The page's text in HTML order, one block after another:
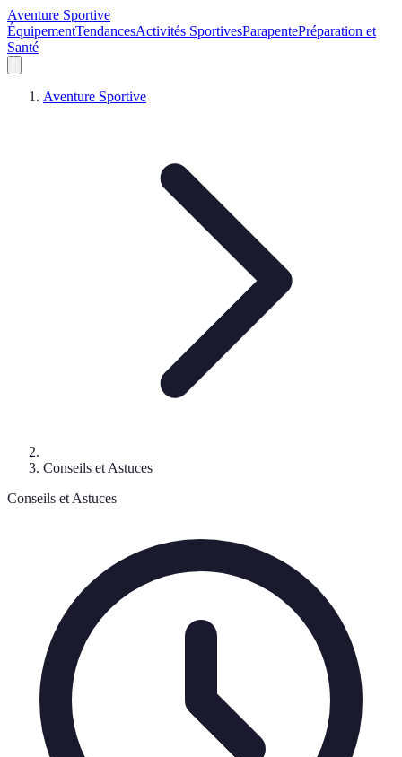
Aventure Sportive
ÉquipementTendancesActivités SportivesParapentePréparation et
Santé
Aventure Sportive
Conseils et Astuces
Conseils et Astuces